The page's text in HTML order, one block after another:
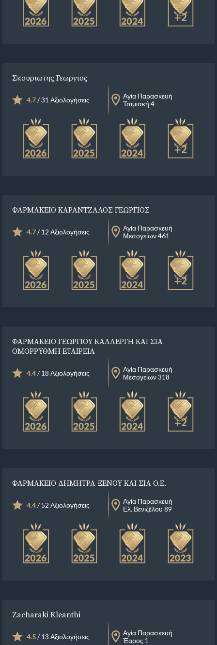
+2
Σκουριωτης Γεωργιος
4.7/ 31 Αξιολογήσεις
Αγία Παρασκευή
Τσιμισκή 4
+2
ΦΑΡΜΑΚΕΙΟ ΚΑΡΑΝΤΖΑΛΟΣ ΓΕΩΡΓΙΟΣ
4.7/ 12 Αξιολογήσεις
Αγία Παρασκευή
Μεσογείων 461
+2
ΦΑΡΜΑΚΕΙΟ ΓΕΩΡΓΙΟΥ ΚΑΛΛΕΡΓΗ ΚΑΙ ΣΙΑ
ΟΜΟΡΡΥΘΜΗ ΕΤΑΙΡΕΙΑ
4.4/ 18 Αξιολογήσεις
Αγία Παρασκευή
Μεσογείων 318
+2
ΦΑΡΜΑΚΕΙΟ ΔΗΜΗΤΡΑ ΞΕΝΟΥ ΚΑΙ ΣΙΑ Ο.Ε.
4.4/ 52 Αξιολογήσεις
Αγία Παρασκευή
Ελ. Βενιζέλου 89
Zacharaki Kleanthi
4.5/ 13 Αξιολογήσεις
Αγία Παρασκευή
Έαρος 1